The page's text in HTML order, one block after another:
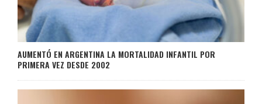
AUMENTÓ EN ARGENTINA LA MORTALIDAD INFANTIL POR
PRIMERA VEZ DESDE 2002